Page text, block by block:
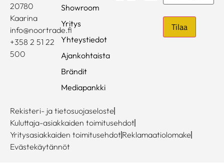
20780
Kaarina
info@noortrade.fi
+358 2 51 22
500
Showroom
Yritys
Yhteystiedot
Ajankohtaista
Brändit
Mediapankki
Rekisteri- ja tietosuojaseloste
Kuluttaja-asiakkaiden toimitusehdot
Yritysasiakkaiden toimitusehdot Reklamaatiolomake
Evästekäytännöt